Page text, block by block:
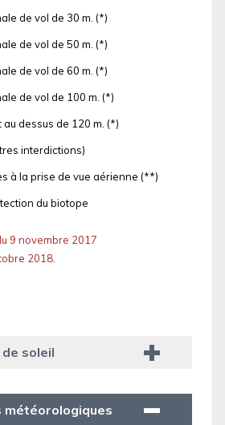
de vol de 30 m. (*)
de vol de 50 m. (*)
de vol de 60 m. (*)
de vol de 100 m. (*)
au dessus de 120 m. (*)
interdictions)
à la prise de vue aérienne (**)
du biotope
9 novembre 2017
2018.
soleil
météorologiques